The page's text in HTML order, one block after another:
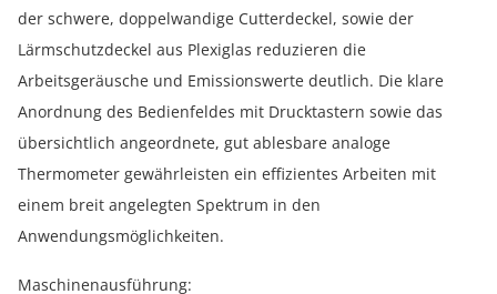
der schwere, doppelwandige Cutterdeckel, sowie der
Lärmschutzdeckel aus Plexiglas reduzieren die
Arbeitsgeräusche und Emissionswerte deutlich. Die klare
Anordnung des Bedienfeldes mit Drucktastern sowie das
übersichtlich angeordnete, gut ablesbare analoge
Thermometer gewährleisten ein effizientes Arbeiten mit
einem breit angelegten Spektrum in den
Anwendungsmöglichkeiten.
Maschinenausführung: